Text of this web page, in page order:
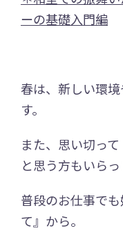
ーの基礎入門編
春は、新しい環
す。
また、思い切っ
と思う方もいらっ
普段のお仕事で
て』から。